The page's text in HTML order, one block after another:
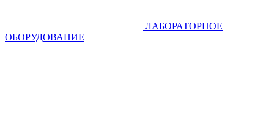
ЛАБОРАТОРНОЕ
ОБОРУДОВАНИЕ